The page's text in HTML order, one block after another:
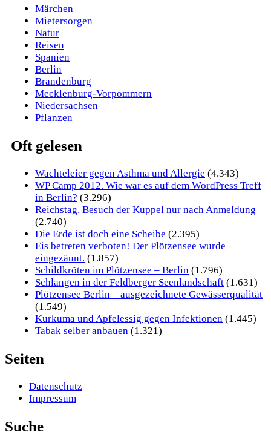
Märchen
Mietersorgen
Natur
Reisen
Spanien
Berlin
Brandenburg
Mecklenburg-Vorpommern
Niedersachsen
Pflanzen
Oft gelesen
Wachteleier gegen Asthma und Allergie (4.343)
WP Camp 2012. Wie war es auf dem WordPress Treff
in Berlin? (3.296)
Reichstag. Besuch der Kuppel nur nach Anmeldung
(2.740)
Die Erde ist doch eine Scheibe (2.395)
Eis betreten verboten! Der Plötzensee wurde
eingezäunt. (1.857)
Schildkröten im Plötzensee – Berlin (1.796)
Schlangen in der Feldberger Seenlandschaft (1.631)
Plötzensee Berlin – ausgezeichnete Gewässerqualität
(1.549)
Kurkuma und Apfelessig gegen Infektionen (1.445)
Tabak selber anbauen (1.321)
Seiten
Datenschutz
Impressum
Suche